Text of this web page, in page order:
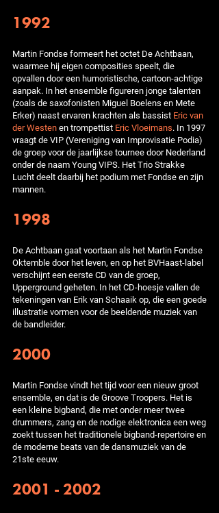
1992
Martin Fondse formeert het octet De Achtbaan,
waarmee hij eigen composities speelt, die
opvallen door een humoristische, cartoon-achtige
aanpak. In het ensemble figureren jonge talenten
(zoals de saxofonisten Miguel Boelens en Mete
Erker) naast ervaren krachten als bassist Eric van
der Westenen trompettist Eric Vloeimans. In 1997
vraagt de VIP (Vereniging van Improvisatie Podia)
de groep voor de jaarlijkse tournee door Nederland
onder de naam Young VIPS. Het Trio Strakke
Lucht deelt daarbij het podium met Fondse en zijn
mannen.
1998
De Achtbaan gaat voortaan als het Martin Fondse
Oktemble door het leven, en op het BVHaast-label
verschijnt een eerste CD van de groep,
Upperground geheten. In het CD-hoesje vallen de
tekeningen van Erik van Schaaik op, die een goede
illustratie vormen voor de beeldende muziek van
de bandleider.
2000
Martin Fondse vindt het tijd voor een nieuw groot
ensemble, en dat is de Groove Troopers. Het is
een kleine bigband, die met onder meer twee
drummers, zang en de nodige elektronica een weg
zoekt tussen het traditionele bigband-repertoire en
de moderne beats van de dansmuziek van de
21ste eeuw.
2001 - 2002